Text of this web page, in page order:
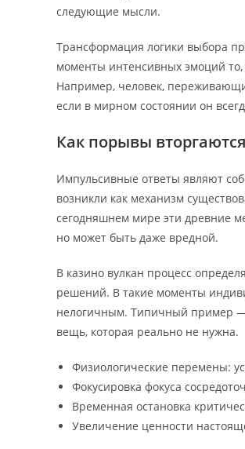
следующие мысли.
Трансформация логики выбора
моменты интенсивных эмоций
Например, человек,
если в мирном состоянии он
Как порывы
Импульсивные ответы являют
возникли как механизм
сегодняшнем мире эти древние
но может быть даже вредной.
В казино вулкан процесс
решений. В такие моменты
нелогичным. Типичный пример —
вещь, которая реально не нужна.
Физиологические перемены:
Фокусировка фокуса
Временная остановка
Увеличение ценности